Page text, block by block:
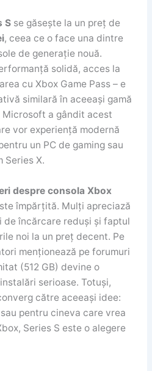
Sse găsește la un preț de
, ceea ce o face una dintre
de generație nouă.
solidă, acces la
cu Xbox Game Pass – e
similară în aceeași gamă
a gândit acest
vor experiență modernă
un PC de gaming sau
Series X.
despre consola Xbox
împărțită. Mulți apreciază
de încărcare reduși și faptul
noi la un preț decent. Pe
menționează pe forumuri
(512 GB) devine o
serioase. Totuși,
către aceeași idee:
pentru cineva care vrea
Series S este o alegere